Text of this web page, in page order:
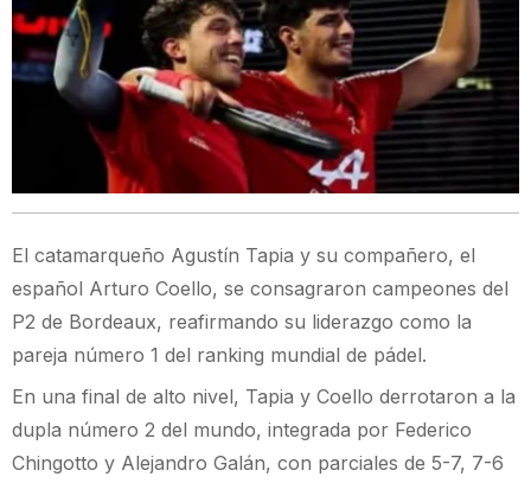
El catamarqueño Agustín Tapia y su compañero, el
español Arturo Coello, se consagraron campeones del
P2 de Bordeaux, reafirmando su liderazgo como la
pareja número 1 del ranking mundial de pádel.
En una final de alto nivel, Tapia y Coello derrotaron a la
dupla número 2 del mundo, integrada por Federico
Chingotto y Alejandro Galán, con parciales de 5-7, 7-6